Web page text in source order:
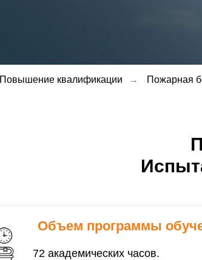
Повышение квалификации → Пожарная
Испытание
72 академических часов.
Объем программы